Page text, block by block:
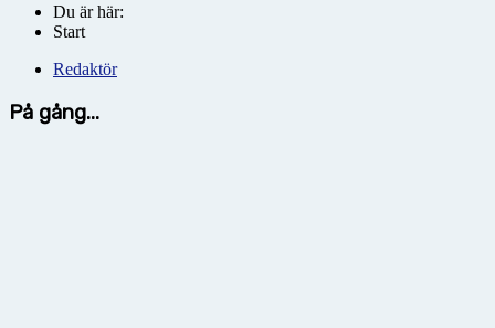
Du är här:
Start
Redaktör
På gång...